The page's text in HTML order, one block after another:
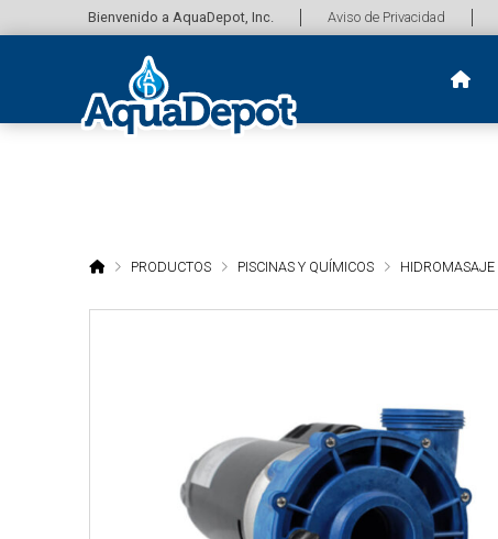
Bienvenido a AquaDepot, Inc. Aviso de Privacidad
HOMEPRODUCTOS PISCINAS Y QUÍMICOS HIDROMASAJE